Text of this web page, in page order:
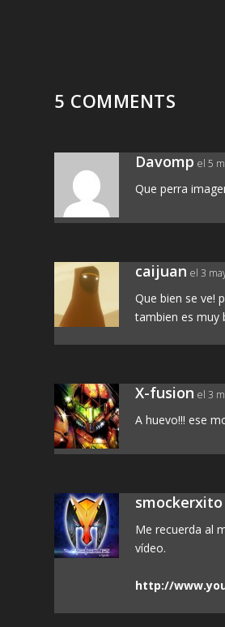
5 COMMENTS
Davomp el 5
Que perra
caijuan el 3
Que bien se ve!
tambien es muy
X-fusion el 3
A huevo!!! ese
smockerxito
Me recuerda al
vídeo.
http://